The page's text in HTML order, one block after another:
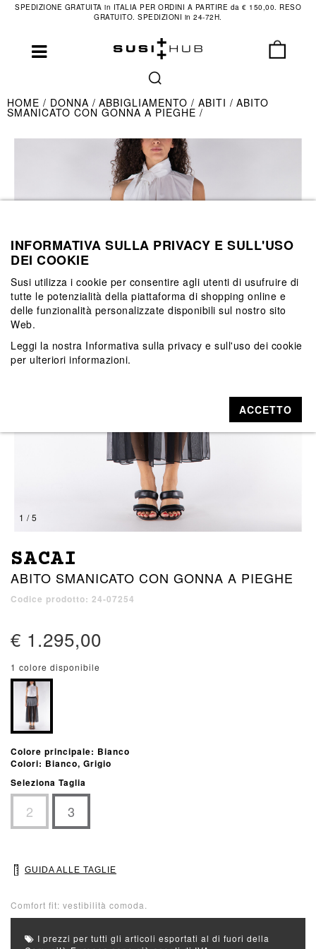
SPEDIZIONE GRATUITA in ITALIA PER ORDINI A PARTIRE da € 150,00. RESO
GRATUITO. SPEDIZIONI in 24-72H.
HOME DONNA ABBIGLIAMENTO ABITI ABITO
SMANICATO CON GONNA A PIEGHE
1 / 5
SACAI
ABITO SMANICATO CON GONNA A PIEGHE
Codice prodotto: 24-07254
€ 1.295,00
1 colore disponibile
Colore principale: Bianco
Colori: Bianco, Grigio
Seleziona Taglia
2 3
GUIDA ALLE TAGLIE
Comfort fit: vestibilità comoda.
I prezzi per tutti gli articoli esportati al di fuori della
INFORMATIVA SULLA PRIVACY E SULL'USO
DEI COOKIE
Susi utilizza i cookie per consentire agli utenti di usufruire di
tutte le potenzialità della piattaforma di shopping online e
delle funzionalità personalizzate disponibili sul nostro sito
Web.
Leggi la nostra Informativa sulla privacy e sull'uso dei cookie
per ulteriori informazioni.
ACCETTO